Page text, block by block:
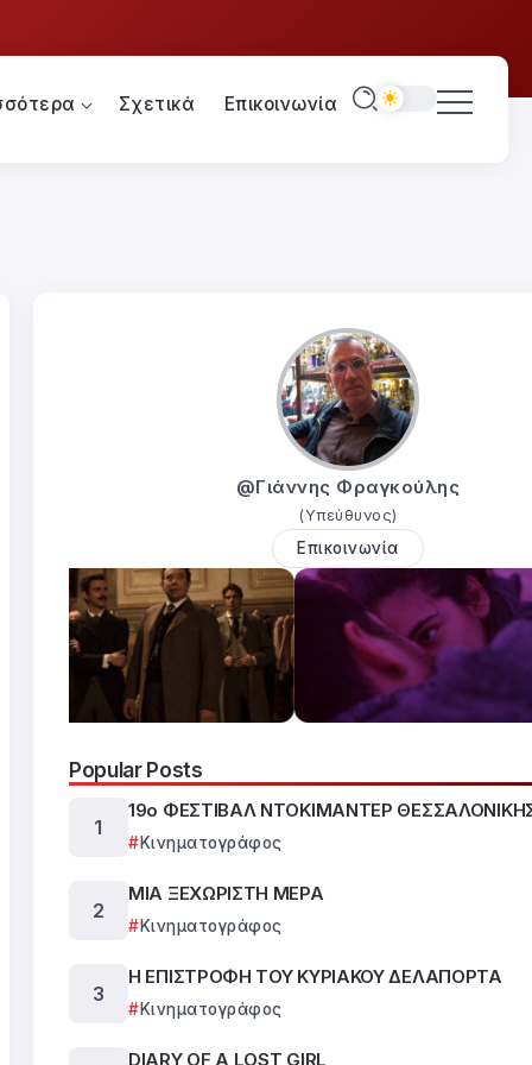
Σχετικά Επικοινωνία
@Γιάννης Φραγκούλης
(Υπεύθυνος)
Επικοινωνία
Popular Posts
19ο ΦΕΣΤΙΒΑΛ ΝΤΟΚΙΜΑΝΤΕΡ
Κινηματογράφος
ΜΙΑ ΞΕΧΩΡΙΣΤΗ ΜΕΡΑ
Κινηματογράφος
Η ΕΠΙΣΤΡΟΦΗ ΤΟΥ ΚΥΡΙΑΚΟΥ ΔΕΛΑΠΟΡΤΑ
Κινηματογράφος
DIARY OF A LOST GIRL